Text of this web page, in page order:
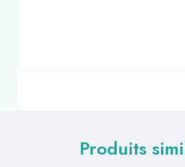
Produits